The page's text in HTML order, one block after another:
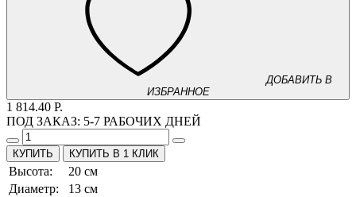
ДОБАВИТЬ В
ИЗБРАННОЕ
1 814.40 Р.
ПОД ЗАКАЗ: 5-7 РАБОЧИХ ДНЕЙ
КУПИТЬ В 1 КЛИК
Высота:
20 см
Диаметр:
13 см